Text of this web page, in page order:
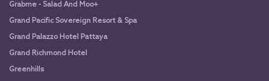
Grabme - Salad And Moo+
Grand Pacific Sovereign Resort & Spa
Grand Palazzo Hotel Pattaya
Grand Richmond Hotel
Greenhills